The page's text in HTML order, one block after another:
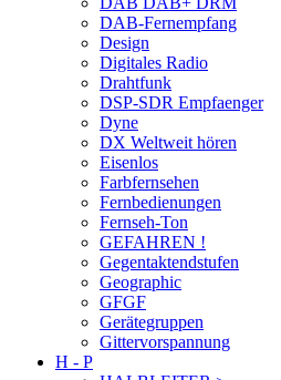
DAB-Fernempfang
Design
Digitales Radio
Drahtfunk
DSP-SDR Empfaenger
Dyne
DX Weltweit hören
Eisenlos
Farbfernsehen
Fernbedienungen
Fernseh-Ton
GEFAHREN !
Gegentaktendstufen
Geographic
GFGF
Gerätegruppen
Gittervorspannung
H - P